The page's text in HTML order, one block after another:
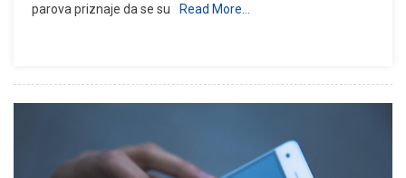
parova priznaje da se su
Read More…